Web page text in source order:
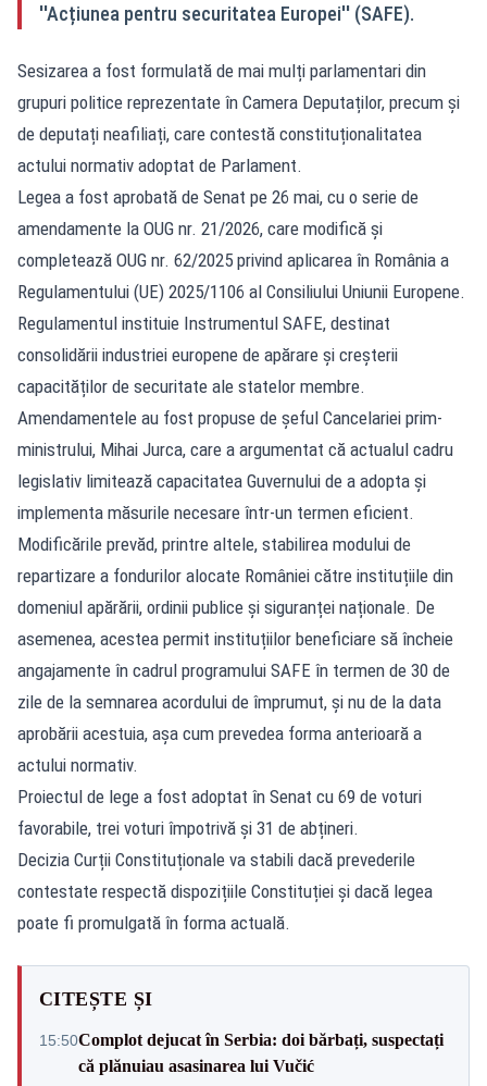
''Acțiunea pentru securitatea Europei'' (SAFE).
Sesizarea a fost formulată de mai mulți parlamentari din
grupuri politice reprezentate în Camera Deputaților, precum și
de deputați neafiliați, care contestă constituționalitatea
actului normativ adoptat de Parlament.
Legea a fost aprobată de Senat pe 26 mai, cu o serie de
amendamente la OUG nr. 21/2026, care modifică și
completează OUG nr. 62/2025 privind aplicarea în România a
Regulamentului (UE) 2025/1106 al Consiliului Uniunii Europene.
Regulamentul instituie Instrumentul SAFE, destinat
consolidării industriei europene de apărare și creșterii
capacităților de securitate ale statelor membre.
Amendamentele au fost propuse de șeful Cancelariei prim-
ministrului, Mihai Jurca, care a argumentat că actualul cadru
legislativ limitează capacitatea Guvernului de a adopta și
implementa măsurile necesare într-un termen eficient.
Modificările prevăd, printre altele, stabilirea modului de
repartizare a fondurilor alocate României către instituțiile din
domeniul apărării, ordinii publice și siguranței naționale. De
asemenea, acestea permit instituțiilor beneficiare să încheie
angajamente în cadrul programului SAFE în termen de 30 de
zile de la semnarea acordului de împrumut, și nu de la data
aprobării acestuia, așa cum prevedea forma anterioară a
actului normativ.
Proiectul de lege a fost adoptat în Senat cu 69 de voturi
favorabile, trei voturi împotrivă și 31 de abțineri.
Decizia Curții Constituționale va stabili dacă prevederile
contestate respectă dispozițiile Constituției și dacă legea
poate fi promulgată în forma actuală.
CITEȘTE ȘI
15:50Complot dejucat în Serbia: doi bărbați, suspectați
că plănuiau asasinarea lui Vučić